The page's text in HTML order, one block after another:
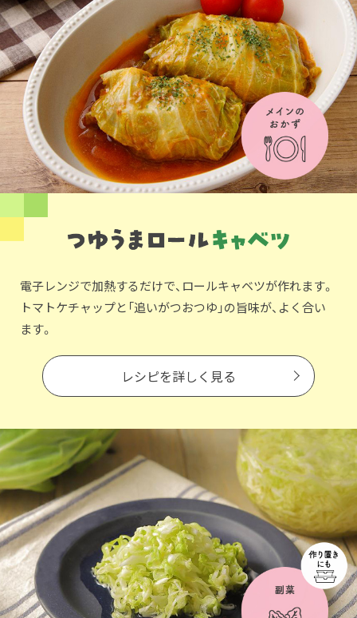
電子レンジで加熱するだけで、ロールキャベツが作れます。
トマトケチャップと「追いがつおつゆ」の旨味が、よく合い
ます。
レシピを詳しく見る